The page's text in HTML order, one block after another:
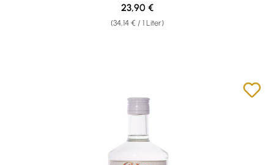
(34,14 € / 1 Liter)
Regulärer Preis:
23,90 €